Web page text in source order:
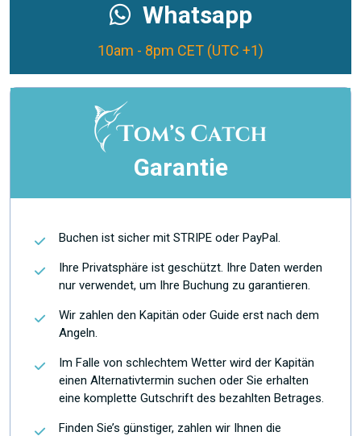
Whatsapp
10am - 8pm CET (UTC +1)
Garantie
Buchen ist sicher mit STRIPE oder PayPal.
Ihre Privatsphäre ist geschützt. Ihre Daten werden
nur verwendet, um Ihre Buchung zu garantieren.
Wir zahlen den Kapitän oder Guide erst nach dem
Angeln.
Im Falle von schlechtem Wetter wird der Kapitän
einen Alternativtermin suchen oder Sie erhalten
eine komplette Gutschrift des bezahlten Betrages.
Finden Sie’s günstiger, zahlen wir Ihnen die